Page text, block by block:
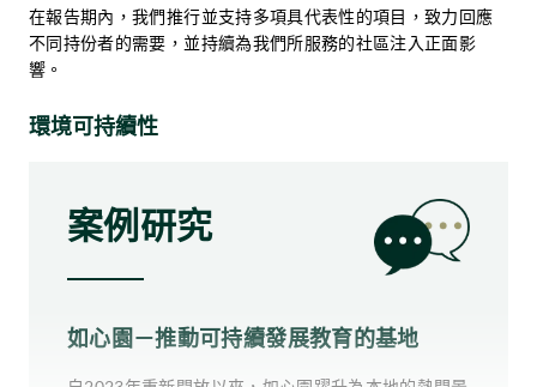
演，團隊平均年齡達81.7歲，當中最年長的參加者更
高達91歲。長者們在舞台上的活力演出，充分展現了
松齡行政總裁（CEO）陳業強先生表示：
方進行專業的社會效益評估，結果顯示：
的參加者表示對不同文化的認識與欣賞有所提升
在報告期內，我們推行並支持多項具代表性的項目，致力回應
不同持份者的需要，並持續為我們所服務的社區注入正面影
響。
環境可持續性
案例研究
如心園－推動可持續發展教育的基地